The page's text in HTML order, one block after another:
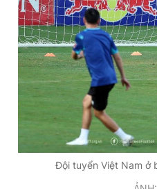
Đội tuyển Việt Nam ở